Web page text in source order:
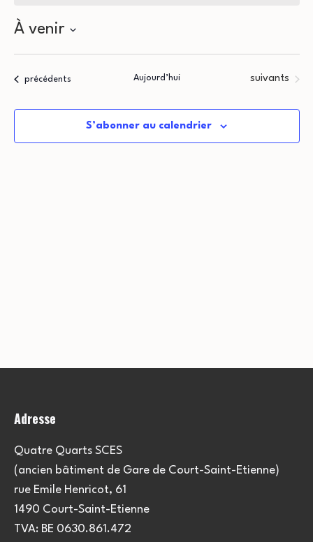
À venir
Sélectionnez
Évènements
précédents Aujourd’hui Évènements
suivants
S’abonner au calendrier
Adresse
Quatre Quarts SCES
(ancien bâtiment de Gare de Court-Saint-Etienne)
rue Emile Henricot, 61
1490 Court-Saint-Etienne
TVA: BE 0630.861.472